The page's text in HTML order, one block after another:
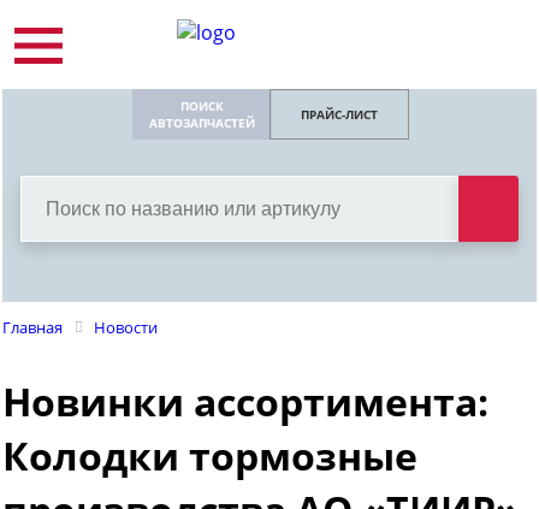
ПОИСК
АВТОЗАПЧАСТЕЙ
ПРАЙС-ЛИСТ
Главная Новости
Новинки ассортимента:
Колодки тормозные